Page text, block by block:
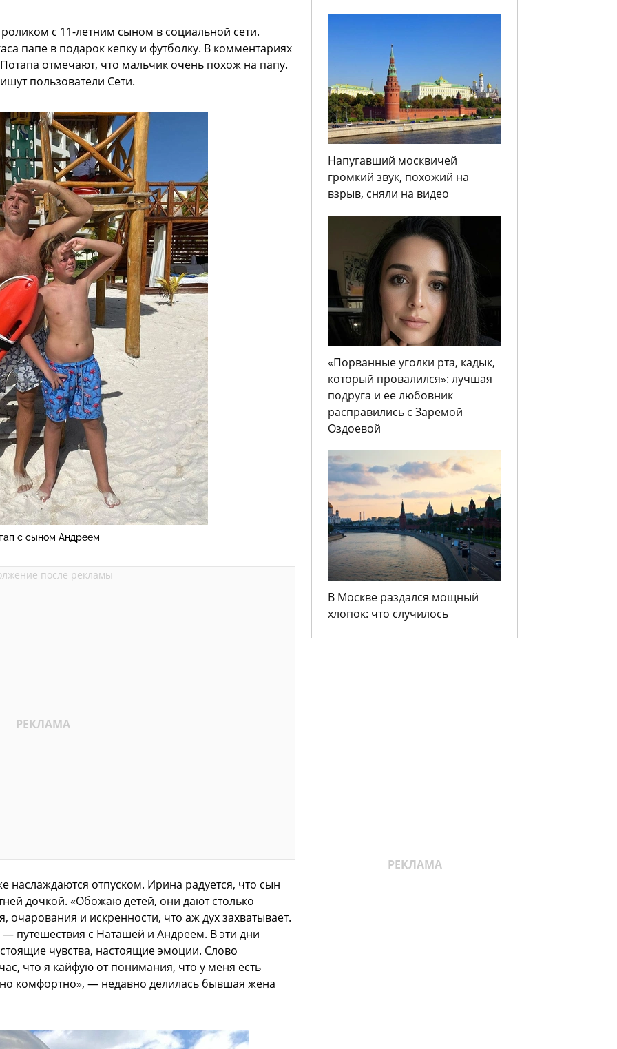
с 11-летним сыном в социальной сети.
папе в подарок кепку и футболку. В комментариях
отмечают, что мальчик очень похож на папу.
пользователи Сети.
с сыном Андреем
наслаждаются отпуском. Ирина радуется, что сын
дочкой. «Обожаю детей, они дают столько
и искренности, что аж дух захватывает.
с Наташей и Андреем. В эти дни
чувства, настоящие эмоции. Слово
что я кайфую от понимания, что у меня есть
комфортно», — недавно делилась бывшая жена
Напугавший москвичей
громкий звук, похожий на
взрыв, сняли на видео
«Порванные уголки рта, кадык,
который провалился»: лучшая
подруга и ее любовник
расправились с Заремой
Оздоевой
В Москве раздался мощный
хлопок: что случилось